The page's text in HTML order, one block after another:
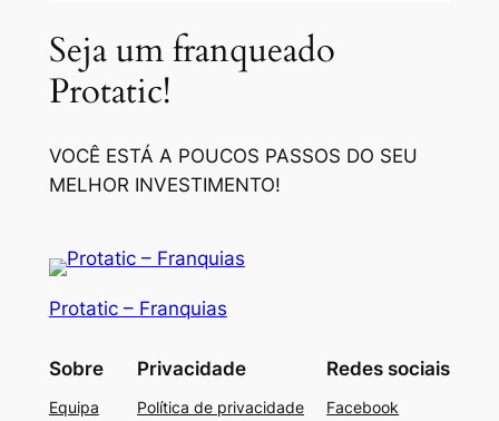
Seja um franqueado
Protatic!
VOCÊ ESTÁ A POUCOS PASSOS DO SEU
MELHOR INVESTIMENTO!
Protatic – Franquias
Sobre
Equipa
Privacidade
Política de privacidade
Redes sociais
Facebook